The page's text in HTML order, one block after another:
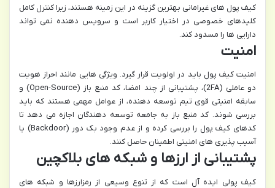
کیف پول های غیرامانی بهترین گزینه در این زمینه هستند، زیرا کنترل کامل
کلیدهای خصوصی در اختیار کاربر است و سرویس دهنده نمی تواند
دارایی ها را مسدود کند.
امنیت
امنیت کیف پول باید در اولویت قرار گیرد. ویژگی هایی مانند احراز هویت
دو عاملی (2FA)، پشتیبانی از چند امضا، کد منبع باز (Open-Source) و
سابقه امنیتی قوی تیم توسعه دهنده، از عوامل مهمی هستند که باید
بررسی شوند. کد منبع باز به جامعه توسعه دهندگان اجازه می دهد تا
کدهای کیف پول را بررسی کرده و از عدم وجود بک دور (Backdoor) یا
آسیب پذیری های امنیتی اطمینان حاصل کنند.
پشتیبانی از ارزها و شبکه های بلاکچین
کیف پولی ایده آل است که از تنوع وسیعی از رمزارزها و شبکه های